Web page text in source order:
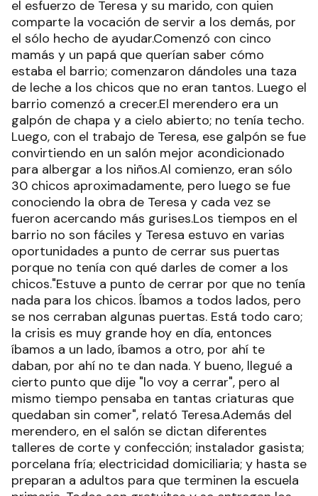
el esfuerzo de Teresa y su marido, con quien
comparte la vocación de servir a los demás, por
el sólo hecho de ayudar.Comenzó con cinco
mamás y un papá que querían saber cómo
estaba el barrio; comenzaron dándoles una taza
de leche a los chicos que no eran tantos. Luego el
barrio comenzó a crecer.El merendero era un
galpón de chapa y a cielo abierto; no tenía techo.
Luego, con el trabajo de Teresa, ese galpón se fue
convirtiendo en un salón mejor acondicionado
para albergar a los niños.Al comienzo, eran sólo
30 chicos aproximadamente, pero luego se fue
conociendo la obra de Teresa y cada vez se
fueron acercando más gurises.Los tiempos en el
barrio no son fáciles y Teresa estuvo en varias
oportunidades a punto de cerrar sus puertas
porque no tenía con qué darles de comer a los
chicos."Estuve a punto de cerrar por que no tenía
nada para los chicos. Íbamos a todos lados, pero
se nos cerraban algunas puertas. Está todo caro;
la crisis es muy grande hoy en día, entonces
íbamos a un lado, íbamos a otro, por ahí te
daban, por ahí no te dan nada. Y bueno, llegué a
cierto punto que dije "lo voy a cerrar", pero al
mismo tiempo pensaba en tantas criaturas que
quedaban sin comer", relató Teresa.Además del
merendero, en el salón se dictan diferentes
talleres de corte y confección; instalador gasista;
porcelana fría; electricidad domiciliaria; y hasta se
preparan a adultos para que terminen la escuela